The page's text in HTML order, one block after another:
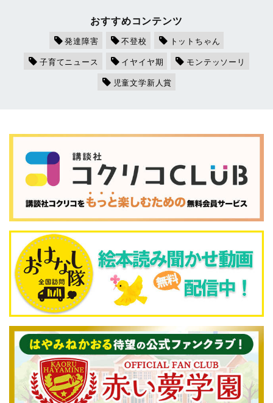
おすすめコンテンツ
発達障害 不登校
トットちゃん
子育てニュース
イヤイヤ期
モンテッソーリ
児童文学新人賞